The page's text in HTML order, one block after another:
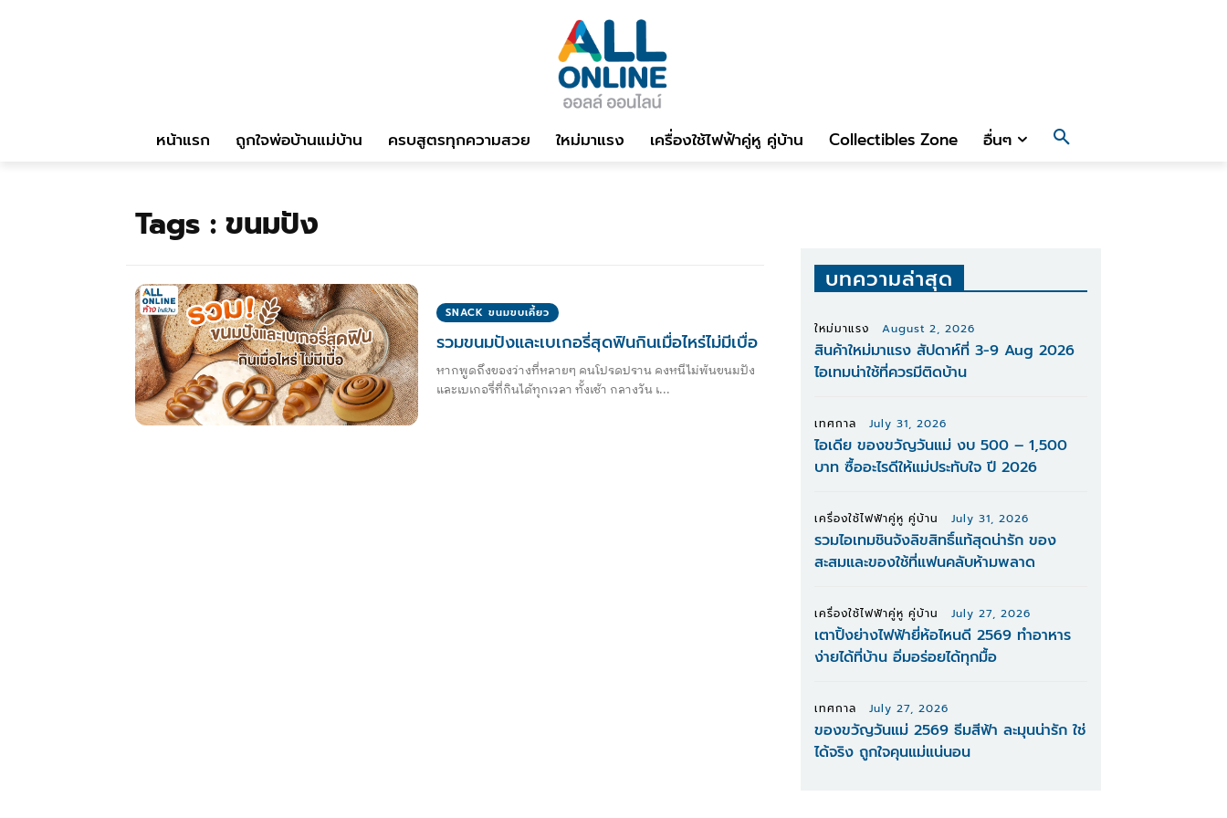
หน้าแรก ถูกใจพ่อบ้านแม่บ้าน ครบสูตรทุกความสวย ใหม่มาแรง เครื่องใช้ไฟฟ้าคู่หู คู่บ้าน Collectibles Zone อื่นๆ
Tags : ขนมปัง
SNACK ขนมขบเคี้ยว
รวมขนมปังและเบเกอรี่สุดฟินกินเมื่อไหร่ไม่มีเบื่อ
หากพูดถึงของว่างที่หลายๆ คนโปรดปราน คงหนีไม่พ้นขนมปัง
และเบเกอรี่ที่กินได้ทุกเวลา ทั้งเช้า กลางวัน เ...
บทความล่าสุด
ใหม่มาแรง August 2, 2026
สินค้าใหม่มาแรง สัปดาห์ที่ 3-9 Aug 2026
ไอเทมน่าใช้ที่ควรมีติดบ้าน
เทศกาล July 31, 2026
ไอเดีย ของขวัญวันแม่ งบ 500 – 1,500
บาท ซื้ออะไรดีให้แม่ประทับใจ ปี 2026
เครื่องใช้ไฟฟ้าคู่หู คู่บ้าน July 31, 2026
รวมไอเทมชินจังลิขสิทธิ์แท้สุดน่ารัก ของ
สะสมและของใช้ที่แฟนคลับห้ามพลาด
เครื่องใช้ไฟฟ้าคู่หู คู่บ้าน July 27, 2026
เตาปิ้งย่างไฟฟ้ายี่ห้อไหนดี 2569 ทำอาหาร
ง่ายได้ที่บ้าน อิ่มอร่อยได้ทุกมื้อ
เทศกาล July 27, 2026
ของขวัญวันแม่ 2569 ธีมสีฟ้า ละมุนน่ารัก ใช่
ได้จริง ถูกใจคุนแม่แน่นอน